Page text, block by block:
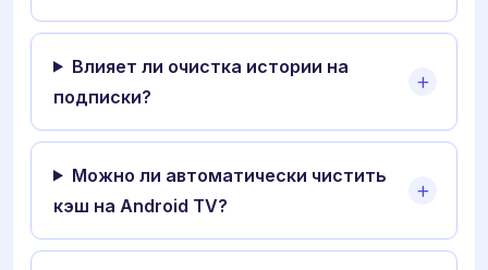
Влияет ли очистка истории на
подписки?
Можно ли автоматически чистить
кэш на Android TV?